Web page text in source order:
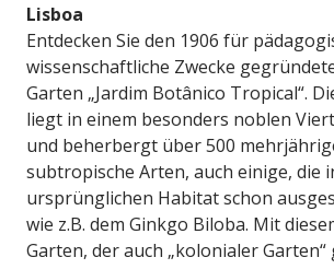
Lisboa
Entdecken Sie den 1906 für
wissenschaftliche Zwecke
Garten „Jardim Botânico Tropical“.
liegt in einem besonders noblen
und beherbergt über 500
subtropische Arten, auch einige, die
ursprünglichen Habitat schon
wie z.B. dem Ginkgo Biloba. Mit
Garten, der auch „kolonialer